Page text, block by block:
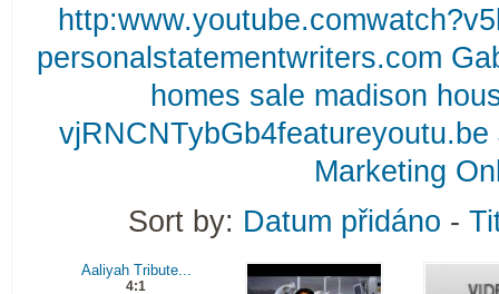
personalstatementwriters.com
homes sale madison
vjRNCNTybGb4featureyoutu.be
Marketing
Sort by: Datum přidáno -
Aaliyah Tribute...
4:1